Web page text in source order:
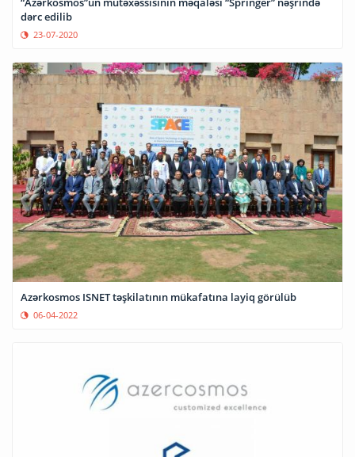
dərc edilib
23-07-2020
Azərkosmos ISNET təşkilatının mükafatına layiq görülüb
06-04-2022